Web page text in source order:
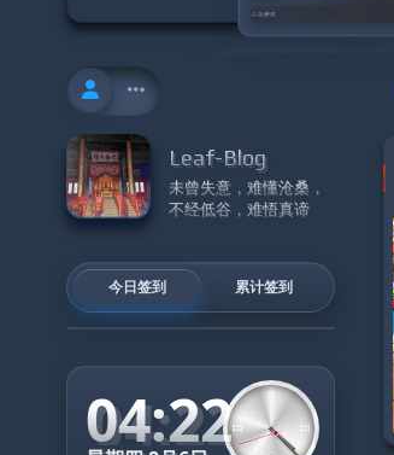
Leaf-Blog
未曾失意，难懂沧桑，
不经低谷，难悟真谛
今日签到 累计签到
04:22 II
II